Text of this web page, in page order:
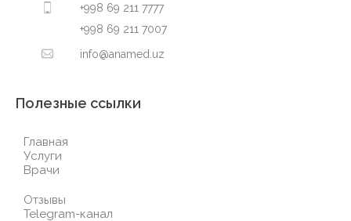
+998 69 211 7777
+998 69 211 7007
info@anamed.uz
Полезные ссылки
Главная
Услуги
Врачи
Отзывы
Telegram-канал